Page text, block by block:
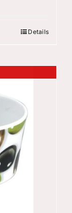
Details